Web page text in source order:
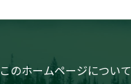
このホームページについて